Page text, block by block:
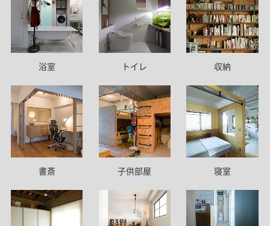
浴室 トイレ 収納
書斎 子供部屋 寝室